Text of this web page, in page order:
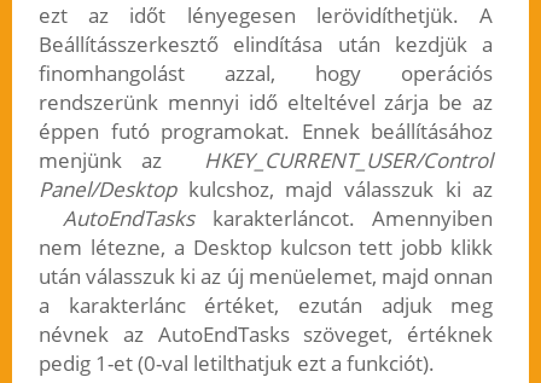
ezt az időt lényegesen lerövidíthetjük. A
Beállításszerkesztő elindítása után kezdjük a
finomhangolást azzal, hogy operációs
rendszerünk mennyi idő elteltével zárja be az
éppen futó programokat. Ennek beállításához
menjünk az
HKEY_CURRENT_USER/Control
Panel/Desktopkulcshoz, majd válasszuk ki az
AutoEndTaskskarakterláncot. Amennyiben
nem létezne, a Desktop kulcson tett jobb klikk
után válasszuk ki az új menüelemet, majd onnan
a karakterlánc értéket, ezután adjuk meg
névnek az AutoEndTasks szöveget, értéknek
pedig 1-et (0-val letilthatjuk ezt a funkciót).